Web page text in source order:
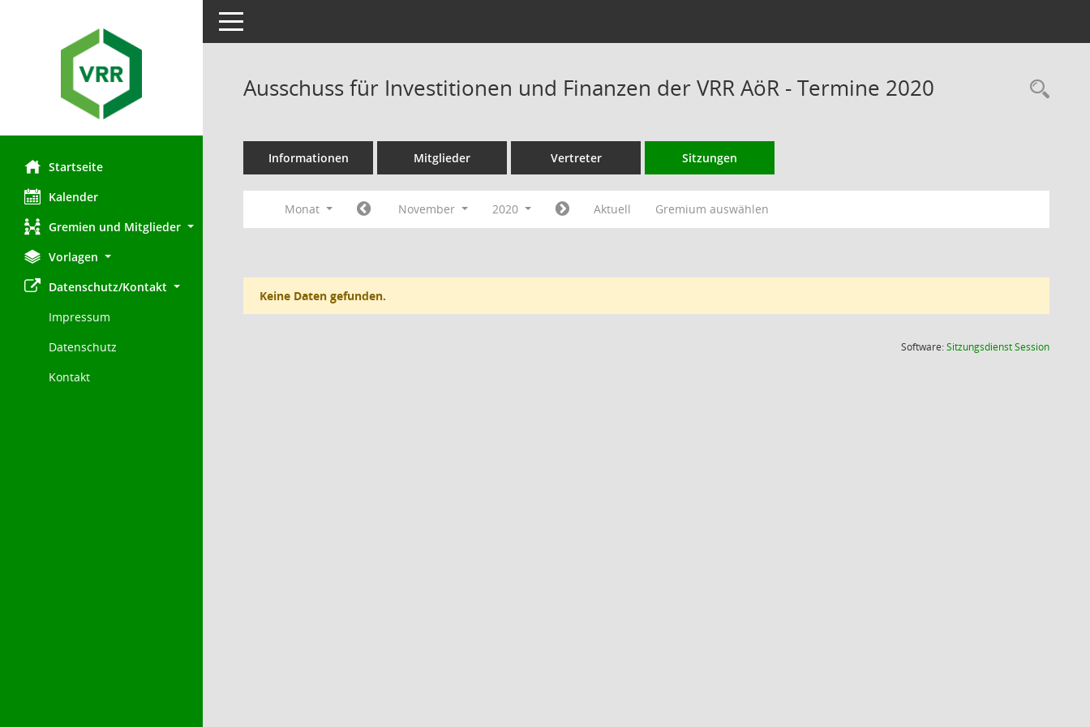
Startseite
Kalender
Gremien und Mitglieder
Vorlagen
Datenschutz/Kontakt
Impressum
Datenschutz
Kontakt
Toggle navigation
Ausschuss für Investitionen und Finanzen der VRR AöR - Termine 2020
Informationen Mitglieder Vertreter Sitzungen
Monat November 2020 Aktuell Gremium auswählen
Keine Daten gefunden.
Software:SitzungsdienstSession(Wird in